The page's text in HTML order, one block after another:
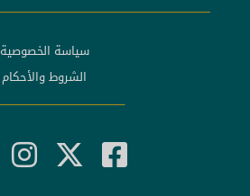
سياسة الخصوصية
الشروط والأحكام